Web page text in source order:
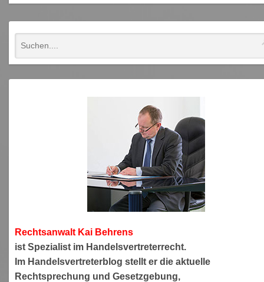
Rechtsanwalt Kai Behrens
ist Spezialist im Handelsvertreterrecht.
Im Handelsvertreterblog stellt er die aktuelle
Rechtsprechung und Gesetzgebung,